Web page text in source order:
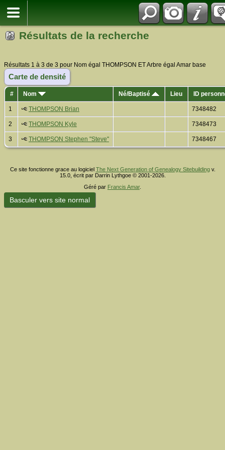
Résultats de la recherche
Résultats 1 à 3 de 3 pour Nom égal THOMPSON ET Arbre égal Amar base
Carte de densité
# Nom Né/Baptisé Lieu ID
1 THOMPSON Brian 7348482
2 THOMPSON Kyle 7348473
3 THOMPSON Stephen "Steve" 7348467
Ce site fonctionne grace au logiciel The Next Generation of Genealogy Sitebuildingv.
15.0, écrit par Darrin Lythgoe © 2001-2026.
Géré par Francis Amar.
Basculer vers site normal